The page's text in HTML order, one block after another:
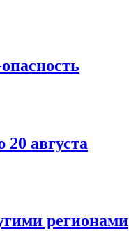
августа
регионами